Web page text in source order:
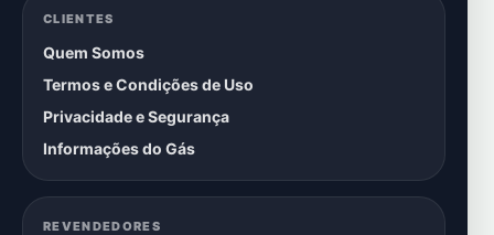
CLIENTES
Quem Somos
Termos e Condições de Uso
Privacidade e Segurança
Informações do Gás
REVENDEDORES